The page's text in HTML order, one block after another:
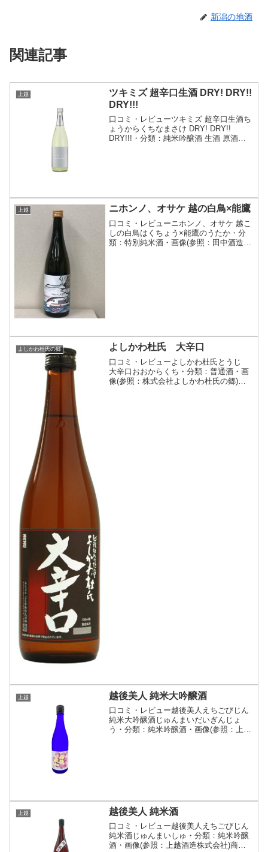
新潟の地酒
関連記事
上越
ツキミズ 超辛口生酒 DRY! DRY!!
DRY!!!
口コミ・レビューツキミズ 超辛口生酒ち
ょうからくちなまさけ DRY! DRY!!
DRY!!!・分類：純米吟醸酒 生酒 原酒・
上越 ニホンノ、オサケ 越の白鳥×能鷹
口コミ・レビューニホンノ、オサケ 越こ
しの白鳥はくちょう×能鷹のうたか・分
類：特別純米酒・画像(参照：田中酒造株
よしかわ杜氏の郷 よしかわ杜氏 大辛口
口コミ・レビューよしかわ杜氏とうじ
大辛口おおからくち・分類：普通酒・画
像(参照：株式会社よしかわ杜氏の郷)商
上越 越後美人 純米大吟醸酒
口コミ・レビュー越後美人えちごびじん
純米大吟醸酒じゅんまいだいぎんじょ
う・分類：純米吟醸酒・画像(参照：上越
上越 越後美人 純米酒
口コミ・レビュー越後美人えちごびじん
純米酒じゅんまいしゅ・分類：純米吟醸
酒・画像(参照：上越酒造株式会社)商品